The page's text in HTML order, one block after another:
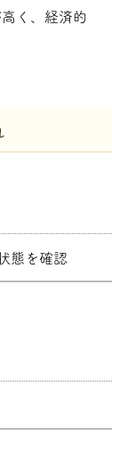
く、経済的
態を確認